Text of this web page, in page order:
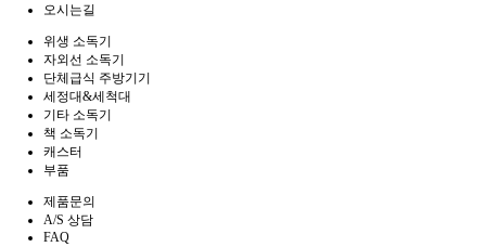
오시는길
위생 소독기
자외선 소독기
단체급식 주방기기
세정대&세척대
기타 소독기
책 소독기
캐스터
부품
제품문의
A/S 상담
FAQ